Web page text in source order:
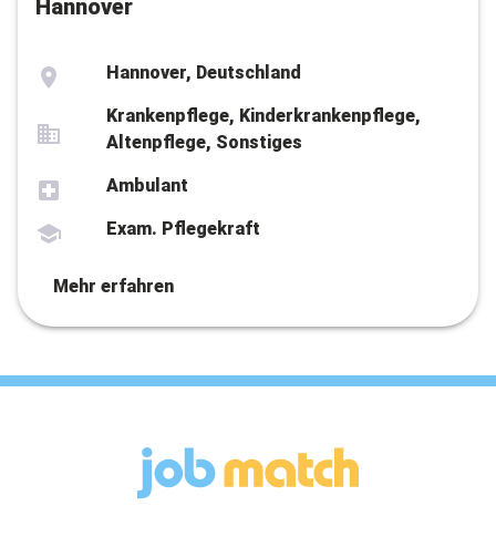
Hannover
Hannover, Deutschland
Krankenpflege, Kinderkrankenpflege,
Altenpflege, Sonstiges
Ambulant
Exam. Pflegekraft
Mehr erfahren